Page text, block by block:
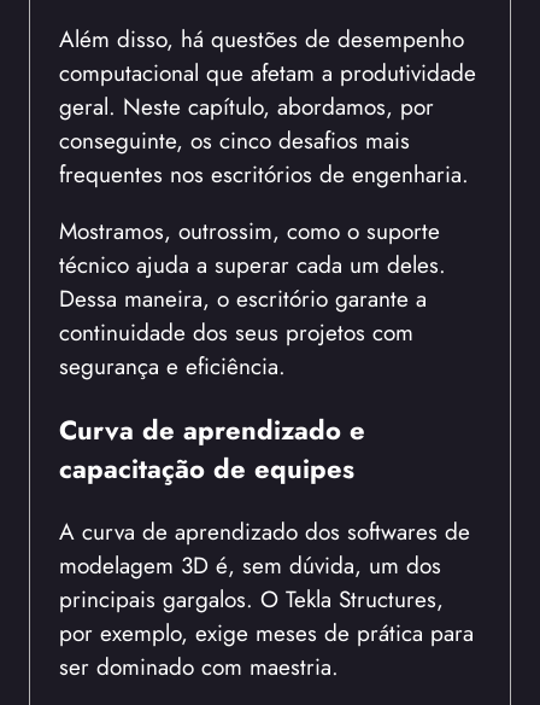
Além disso, há questões de desempenho
computacional que afetam a produtividade
geral. Neste capítulo, abordamos, por
conseguinte, os cinco desafios mais
frequentes nos escritórios de engenharia.
Mostramos, outrossim, como o suporte
técnico ajuda a superar cada um deles.
Dessa maneira, o escritório garante a
continuidade dos seus projetos com
segurança e eficiência.
Curva de aprendizado e
capacitação de equipes
A curva de aprendizado dos softwares de
modelagem 3D é, sem dúvida, um dos
principais gargalos. O Tekla Structures,
por exemplo, exige meses de prática para
ser dominado com maestria.